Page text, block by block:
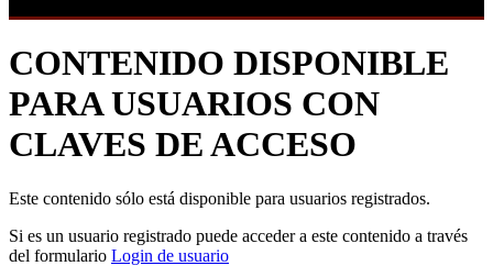
CONTENIDO DISPONIBLE
PARA USUARIOS CON
CLAVES DE ACCESO
Este contenido sólo está disponible para usuarios registrados.
Si es un usuario registrado puede acceder a este contenido a través
del formulario Login de usuario